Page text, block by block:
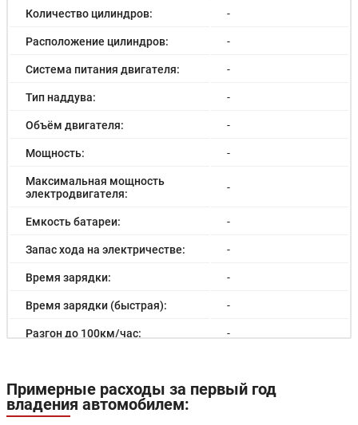
Количество цилиндров: -
Расположение цилиндров: -
Система питания двигателя: -
Тип наддува: -
Объём двигателя: -
Мощность: -
Максимальная мощность
электродвигателя:
-
Емкость батареи: -
Запас хода на электричестве: -
Время зарядки: -
Время зарядки (быстрая): -
Разгон до 100км/час: -
Расход в городском цикле: -
Расход в загородном цикле:
Примерные расходы за первый год
владения автомобилем: